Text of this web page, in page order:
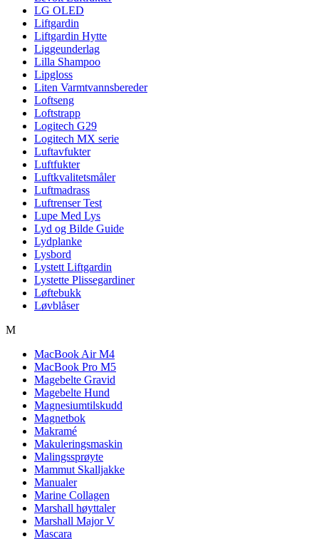
LG OLED
Liftgardin
Liftgardin Hytte
Liggeunderlag
Lilla Shampoo
Lipgloss
Liten Varmtvannsbereder
Loftseng
Loftstrapp
Logitech G29
Logitech MX serie
Luftavfukter
Luftfukter
Luftkvalitetsmåler
Luftmadrass
Luftrenser Test
Lupe Med Lys
Lyd og Bilde Guide
Lydplanke
Lysbord
Lystett Liftgardin
Lystette Plissegardiner
Løftebukk
Løvblåser
M
MacBook Air M4
MacBook Pro M5
Magebelte Gravid
Magebelte Hund
Magnesiumtilskudd
Magnetbok
Makramé
Makuleringsmaskin
Malingssprøyte
Mammut Skalljakke
Manualer
Marine Collagen
Marshall høyttaler
Marshall Major V
Mascara